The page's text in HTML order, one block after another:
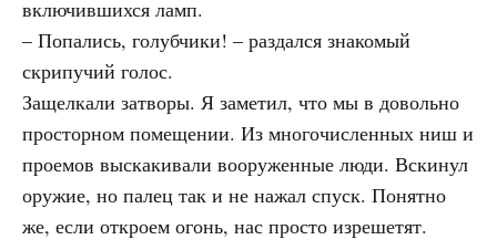
включившихся ламп.
– Попались, голубчики! – раздался знакомый
скрипучий голос.
Защелкали затворы. Я заметил, что мы в довольно
просторном помещении. Из многочисленных ниш и
проемов выскакивали вооруженные люди. Вскинул
оружие, но палец так и не нажал спуск. Понятно
же, если откроем огонь, нас просто изрешетят.